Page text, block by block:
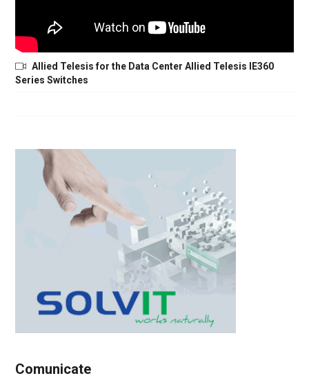
Allied Telesis for the Data Center Allied Telesis IE360
Series Switches
Comunicate